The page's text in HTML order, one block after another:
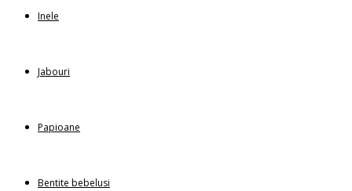
Inele
Jabouri
Papioane
Bentite bebelusi